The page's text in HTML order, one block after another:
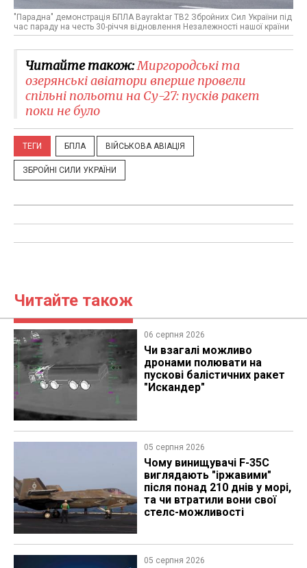
"Парадна" демонстрація БПЛА Bayraktar TB2 Збройних Сил України під
час параду на честь 30-річчя відновлення Незалежності нашої країни
Читайте також:Миргородські та
озерянські авіатори вперше провели
спільні польоти на Су-27: пусків ракет
поки не було
ТЕГИ БПЛА ВІЙСЬКОВА АВІАЦІЯ
ЗБРОЙНІ СИЛИ УКРАЇНИ
Читайте також
06 серпня 2026
Чи взагалі можливо
дронами полювати на
пускові балістичних ракет
"Искандер"
05 серпня 2026
Чому винищувачі F-35C
виглядають "іржавими"
після понад 210 днів у морі,
та чи втратили вони свої
стелс-можливості
05 серпня 2026